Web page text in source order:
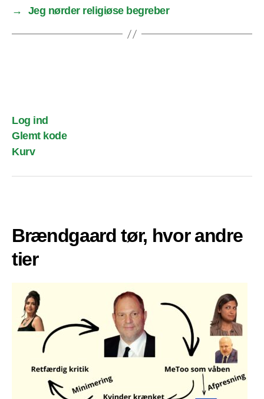
→
Jeg nørder religiøse begreber
Log ind
Glemt kode
Kurv
Brændgaard tør, hvor andre
tier